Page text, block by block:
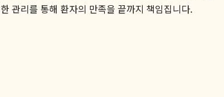
관리를 통해 환자의 만족을 끝까지 책임집니다.